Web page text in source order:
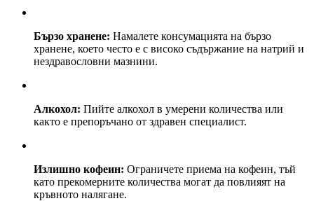
Бързо хранене: Намалете консумацията на бързо
хранене, което често е с високо съдържание на натрий и
нездравословни мазнини.
Алкохол: Пийте алкохол в умерени количества или
както е препоръчано от здравен специалист.
Излишно кофеин: Ограничете приема на кофеин, тъй
като прекомерните количества могат да повлияят на
кръвното налягане.